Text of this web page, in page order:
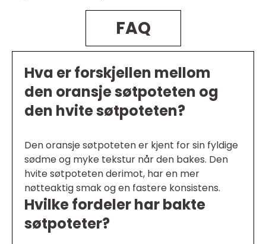
FAQ
Hva er forskjellen mellom
den oransje søtpoteten og
den hvite søtpoteten?
Den oransje søtpoteten er kjent for sin fyldige
sødme og myke tekstur når den bakes. Den
hvite søtpoteten derimot, har en mer
nøtteaktig smak og en fastere konsistens.
Hvilke fordeler har bakte
søtpoteter?